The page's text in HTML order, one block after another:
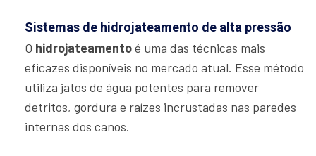
Sistemas de hidrojateamento de alta pressão
O hidrojateamentoé uma das técnicas mais
eficazes disponíveis no mercado atual. Esse método
utiliza jatos de água potentes para remover
detritos, gordura e raízes incrustadas nas paredes
internas dos canos.